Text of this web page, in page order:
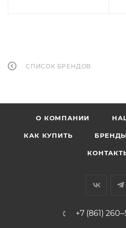
СПИСОК БРЕНДОВ
О КОМПАНИИ
КАК КУПИТЬ
+7 (861)